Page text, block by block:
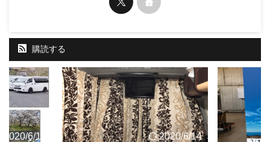
購読する
2020/6/14 2020/6/14